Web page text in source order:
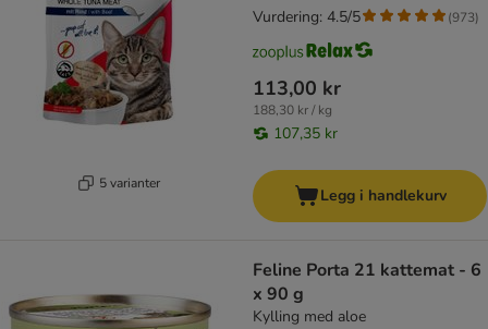
5 varianter
113,00 kr
188,30 kr / kg
107,35 kr
Vurdering: 4.5/5 (973)
Legg i handlekurv
Feline Porta 21 kattemat - 6
x 90 g
Kylling med aloe